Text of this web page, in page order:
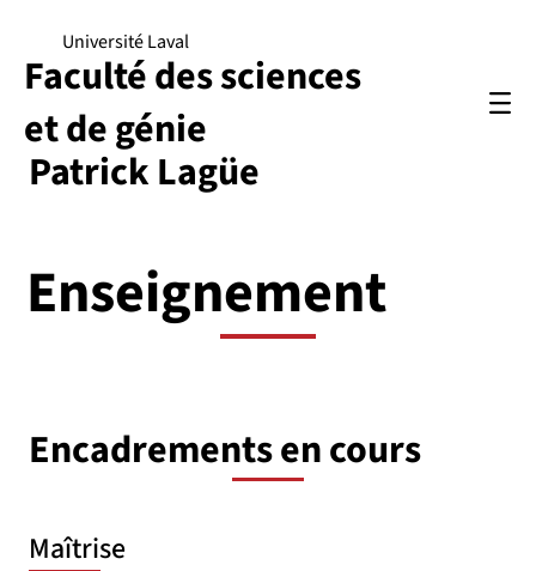
Patrick Lagüe
Université Laval
Faculté des sciences
et de génie
Enseignement
Encadrements en cours
Maîtrise